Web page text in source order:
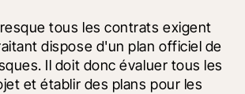
tous les contrats exigent
dispose d'un plan officiel de
Il doit donc évaluer tous les
et établir des plans pour les